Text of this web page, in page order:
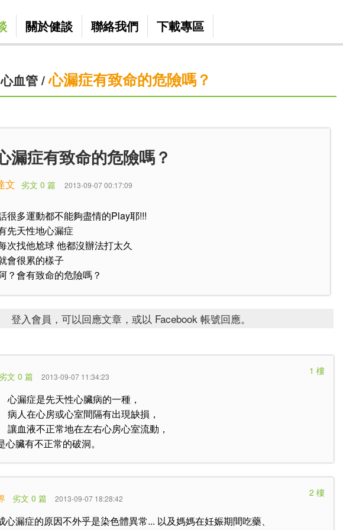
關於健談 聯絡我們 下載專區
心血管/心漏症有致命的危險嗎？
漏症有致命的危險嗎？
文 劣文 0 篇 2013-09-07 00:17:09
很多運動都不能夠盡情的Play耶!!!
先天性地心漏症
次找他尬球 他都沒辦法打太久
會很累的樣子
？會有致命的危險嗎？
登入會員，可以回應文章，或以 Facebook 帳號回應。
文 0 篇 2013-09-07 11:34:23
1 樓
心漏症是先天性心臟病的一種，
病人在心房或心室間隔有出現缺損，
讓血液不正常地在左右心房心室流動，
心臟有不正常的破洞。
劣文 0 篇 2013-09-07 18:28:42
2 樓
心漏症的原因不外乎是染色體異常... 以及媽媽在妊娠期間吃藥、